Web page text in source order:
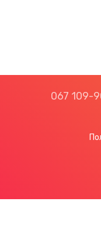
067 109-